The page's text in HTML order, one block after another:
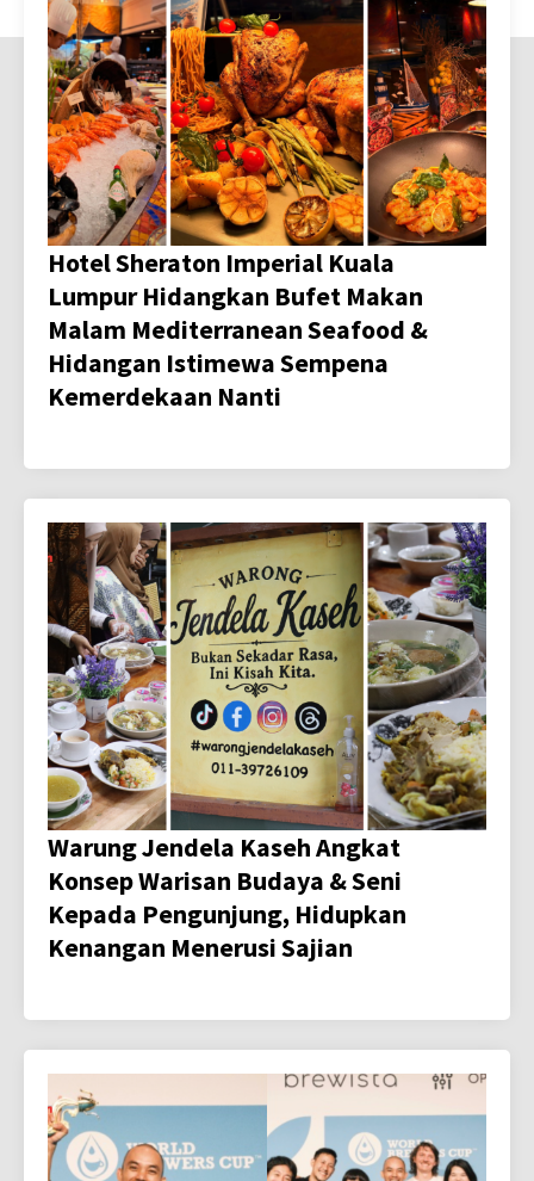
Hotel Sheraton Imperial Kuala
Lumpur Hidangkan Bufet Makan
Malam Mediterranean Seafood &
Hidangan Istimewa Sempena
Kemerdekaan Nanti
Warung Jendela Kaseh Angkat
Konsep Warisan Budaya & Seni
Kepada Pengunjung, Hidupkan
Kenangan Menerusi Sajian